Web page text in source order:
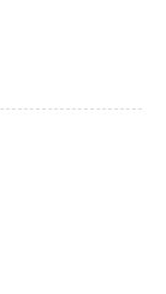
klaarliggen (€
worden
en de
Citygame
die in
Je
Bij elke
over het
meeste
tours en kies